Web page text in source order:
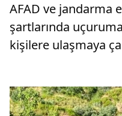
AFAD ve jandarma
şartlarında
kişilere ulaşmaya